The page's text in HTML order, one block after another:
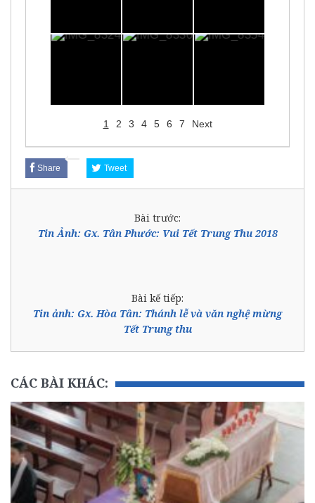
1 2 3 4 5 6 7 Next
Share Tweet
Bài trước:
Tin Ảnh: Gx. Tân Phước: Vui Tết Trung Thu 2018
Bài kế tiếp:
Tin ảnh: Gx. Hòa Tân: Thánh lễ và văn nghệ mừng
Tết Trung thu
CÁC BÀI KHÁC: